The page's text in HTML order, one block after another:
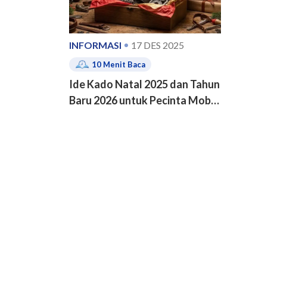
INFORMASI 17 DES 2025
10 Menit Baca
Ide Kado Natal 2025 dan Tahun
Baru 2026 untuk Pecinta Mobil